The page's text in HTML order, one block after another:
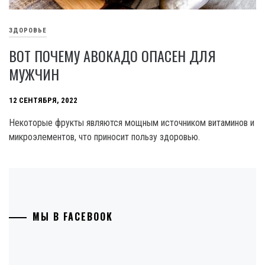
ЗДОРОВЬЕ
ВОТ ПОЧЕМУ АВОКАДО ОПАСЕН ДЛЯ
МУЖЧИН
12 СЕНТЯБРЯ, 2022
Некоторые фрукты являются мощным источником витаминов и
микроэлементов, что приносит пользу здоровью.
МЫ В FACEBOOK